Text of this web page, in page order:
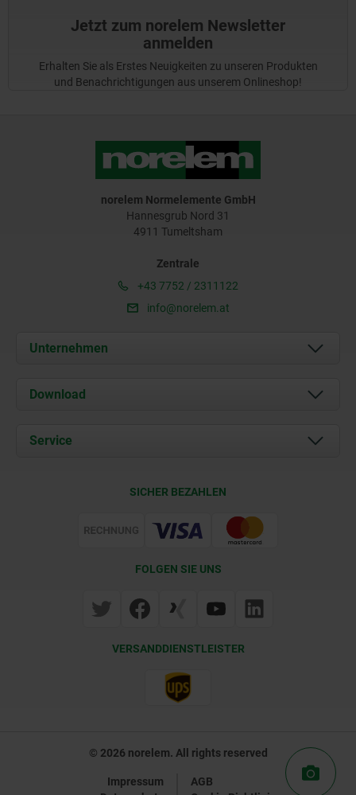
Jetzt zum norelem Newsletter
anmelden
Erhalten Sie als Erstes Neuigkeiten zu unseren Produkten
und Benachrichtigungen aus unserem Onlineshop!
norelem Normelemente GmbH
Hannesgrub Nord 31
4911 Tumeltsham
Zentrale
+43 7752 / 2311122
info@norelem.at
Unternehmen
Über uns
Kontakt
Download
Dokumente
Service
SICHER BEZAHLEN
FOLGEN SIE UNS
VERSANDDIENSTLEISTER
© 2026 norelem. All rights reserved
Impressum
AGB